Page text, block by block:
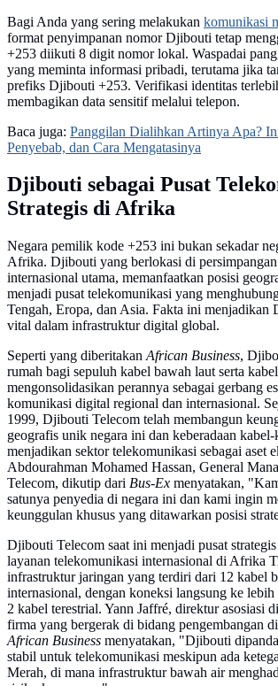
Bagi Anda yang sering melakukan komunikasi
format penyimpanan nomor Djibouti tetap
+253 diikuti 8 digit nomor lokal. Waspadai
yang meminta informasi pribadi, terutama jika
prefiks Djibouti +253. Verifikasi identitas
membagikan data sensitif melalui telepon.
Baca juga: Panggilan Dialihkan Artinya Apa?
Penyebab, dan Cara Mengatasinya
Djibouti sebagai Pusat
Strategis di Afrika
Negara pemilik kode +253 ini bukan sekadar
Afrika. Djibouti yang berlokasi di
internasional utama, memanfaatkan posisi
menjadi pusat telekomunikasi yang
Tengah, Eropa, dan Asia. Fakta ini menjadikan
vital dalam infrastruktur digital global.
Seperti yang diberitakan African Business,
rumah bagi sepuluh kabel bawah laut serta
mengonsolidasikan perannya sebagai gerbang
komunikasi digital regional dan internasional.
1999, Djibouti Telecom telah membangun
geografis unik negara ini dan keberadaan
menjadikan sektor telekomunikasi sebagai aset
Abdourahman Mohamed Hassan, General
Telecom, dikutip dari Bus-Ex menyatakan,
satunya penyedia di negara ini dan kami ingin
keunggulan khusus yang ditawarkan posisi
Djibouti Telecom saat ini menjadi pusat
layanan telekomunikasi internasional di Afrika
infrastruktur jaringan yang terdiri dari 12 kabel
internasional, dengan koneksi langsung ke lebih
2 kabel terestrial. Yann Jaffré, direktur asosiasi
firma yang bergerak di bidang pengembangan
African Business menyatakan, "Djibouti
stabil untuk telekomunikasi meskipun ada
Merah, di mana infrastruktur bawah air